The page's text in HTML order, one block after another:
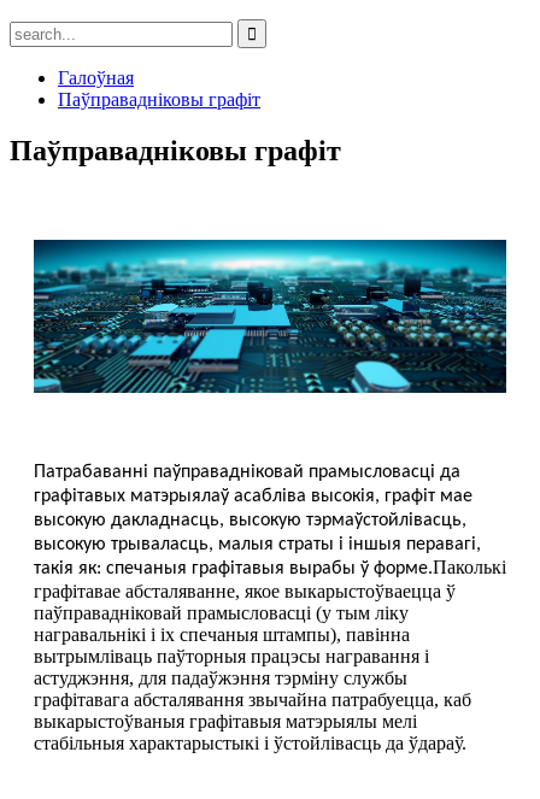
Галоўная
Паўправадніковы графіт
Паўправадніковы графіт
Патрабаванні паўправадніковай прамысловасці да
графітавых матэрыялаў асабліва высокія, графіт мае
высокую дакладнасць, высокую тэрмаўстойлівасць,
высокую трываласць, малыя страты і іншыя перавагі,
такія як: спечаныя графітавыя вырабы ў форме.Паколькі
графітавае абсталяванне, якое выкарыстоўваецца ў
паўправадніковай прамысловасці (у тым ліку
награвальнікі і іх спечаныя штампы), павінна
вытрымліваць паўторныя працэсы награвання і
астуджэння, для падаўжэння тэрміну службы
графітавага абсталявання звычайна патрабуецца, каб
выкарыстоўваныя графітавыя матэрыялы мелі
стабільныя характарыстыкі і ўстойлівасць да ўдараў.